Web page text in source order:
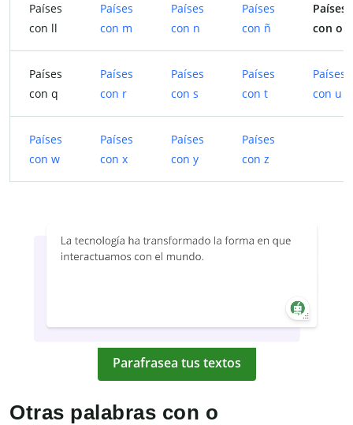
Países
con ll
Países
con m
Países
con n
Países
con ñ
Países
con o
Países
con q
Países
con r
Países
con s
Países
con t
Países
con u
Países
con w
Países
con x
Países
con y
Países
con z
Parafrasea tus textos
Otras palabras con o